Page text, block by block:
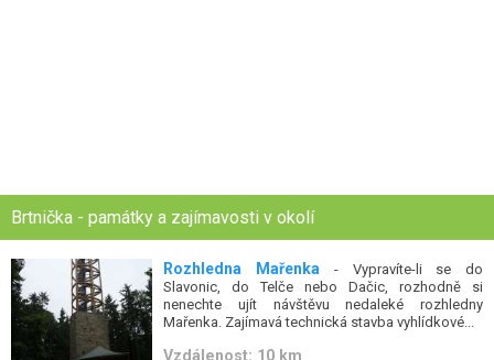
Brtnička - památky a zajímavosti v okolí
Rozhledna Mařenka - Vypravíte-li se do
Slavonic, do Telče nebo Dačic, rozhodně si
nenechte ujít návštěvu nedaleké rozhledny
Mařenka. Zajímavá technická stavba vyhlídkové...
Vzdálenost: 10 km